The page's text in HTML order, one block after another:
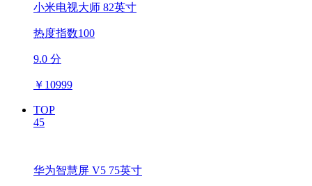
小米电视大师 82英寸
热度指数100
9.0 分
￥ 10999
TOP
45
华为智慧屏 V5 75英寸